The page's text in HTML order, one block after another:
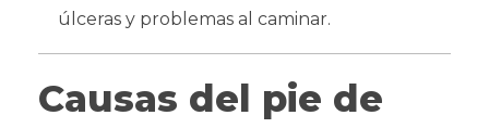
úlceras y problemas al caminar.
Causas del pie de